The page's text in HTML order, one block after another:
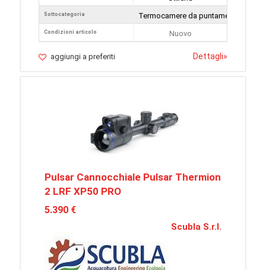
Sottocategoria
Condizioni articolo
Termocamere da puntamento
Nuovo
aggiungi a preferiti Dettagli»
Pulsar Cannocchiale Pulsar Thermion
2 LRF XP50 PRO
5.390 €
Scubla S.r.l.